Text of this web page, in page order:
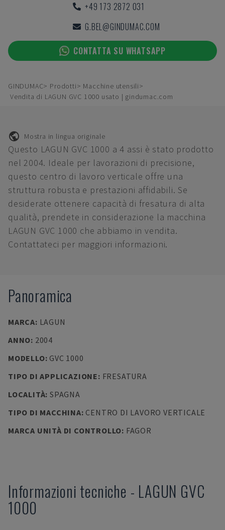
+49 173 2872 031
G.BEL@GINDUMAC.COM
CONTATTA SU WHATSAPP
GINDUMAC Prodotti
Macchine utensili
Vendita di LAGUN GVC 1000 usato | gindumac.com
Mostra in lingua originale
Questo LAGUN GVC 1000 a 4 assi è stato prodotto
nel 2004. Ideale per lavorazioni di precisione,
questo centro di lavoro verticale offre una
struttura robusta e prestazioni affidabili. Se
desiderate ottenere capacità di fresatura di alta
qualità, prendete in considerazione la macchina
LAGUN GVC 1000 che abbiamo in vendita.
Contattateci per maggiori informazioni.
Panoramica
MARCA: LAGUN
ANNO: 2004
MODELLO: GVC 1000
TIPO DI APPLICAZIONE: FRESATURA
LOCALITÀ: SPAGNA
TIPO DI MACCHINA: CENTRO DI LAVORO VERTICALE
MARCA UNITÀ DI CONTROLLO: FAGOR
Informazioni tecniche - LAGUN GVC
1000